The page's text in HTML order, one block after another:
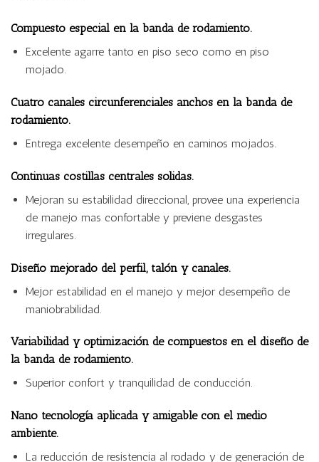
Compuesto especial en la banda de rodamiento.
Excelente agarre tanto en piso seco como en piso
mojado.
Cuatro canales circunferenciales anchos en la banda de
rodamiento.
Entrega excelente desempeño en caminos mojados.
Continuas costillas centrales solidas.
Mejoran su estabilidad direccional, provee una experiencia
de manejo mas confortable y previene desgastes
irregulares.
Diseño mejorado del perfil, talón y canales.
Mejor estabilidad en el manejo y mejor desempeño de
maniobrabilidad.
Variabilidad y optimización de compuestos en el diseño de
la banda de rodamiento.
Superior confort y tranquilidad de conducción.
Nano tecnología aplicada y amigable con el medio
ambiente.
La reducción de resistencia al rodado y de generación de